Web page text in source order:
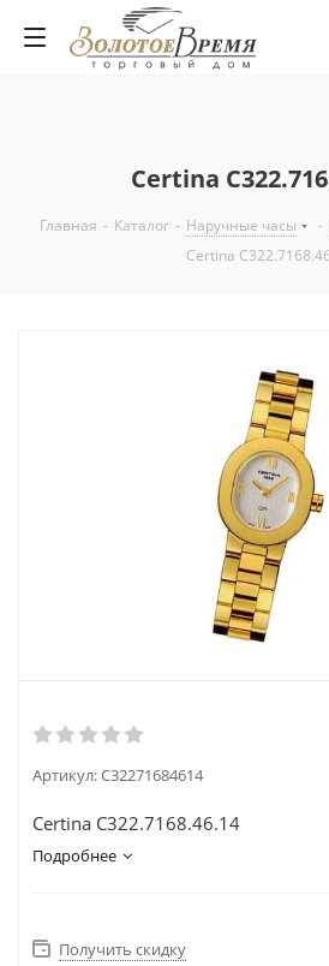
Certina
Главная - Каталог - Наручные часы -
Certina
Артикул:C32271684614
Certina C322.7168.46.14
Подробнее
Получить скидку